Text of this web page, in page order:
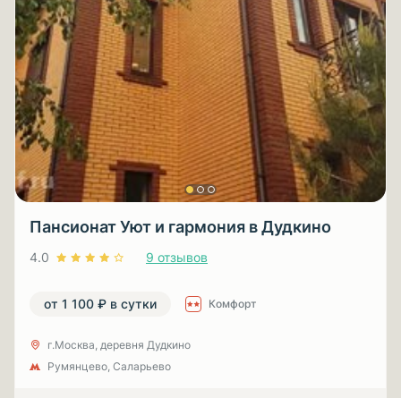
Пансионат Уют и гармония в Дудкино
4.0 9 отзывов
от 1 100 ₽ в сутки Комфорт
г.Москва, деревня Дудкино
Румянцево, Саларьево